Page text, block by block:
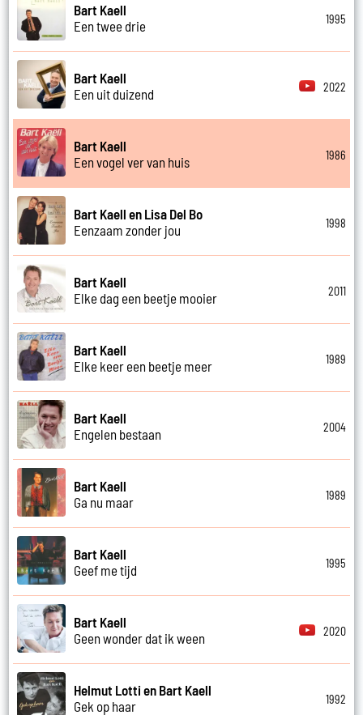
Bart Kaell
Een twee drie
1995
Bart Kaell
Een uit duizend
2022
Bart Kaell
Een vogel ver van huis
1986
Bart Kaell en Lisa Del Bo
Eenzaam zonder jou
1998
Bart Kaell
Elke dag een beetje mooier
2011
Bart Kaell
Elke keer een beetje meer
1989
Bart Kaell
Engelen bestaan
2004
Bart Kaell
Ga nu maar
1989
Bart Kaell
Geef me tijd
1995
Bart Kaell
Geen wonder dat ik ween
2020
Helmut Lotti en Bart Kaell
Gek op haar
1992